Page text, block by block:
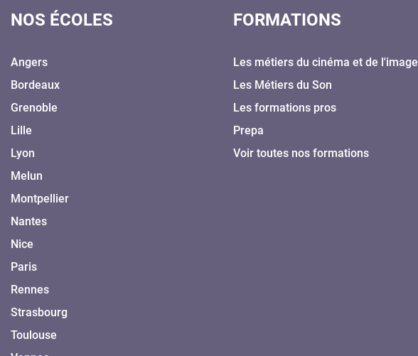
NOS ÉCOLES
Angers
Bordeaux
Grenoble
Lille
Lyon
Melun
Montpellier
Nantes
Nice
Paris
Rennes
Strasbourg
Toulouse
FORMATIONS
Les métiers du cinéma et de l'image
Les Métiers du Son
Les formations pros
Prepa
Voir toutes nos formations